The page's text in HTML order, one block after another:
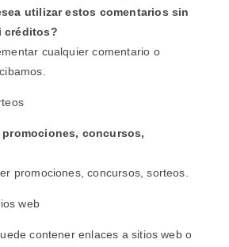
utilizar estos comentarios sin
créditos?
cualquier comentario o
promociones, concursos,
promociones, concursos, sorteos.
web
contener enlaces a sitios web o